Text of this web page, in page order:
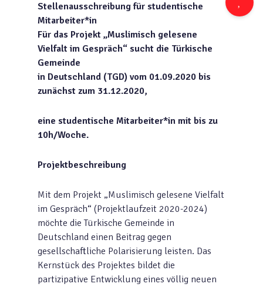
Stellenausschreibung für studentische
Mitarbeiter*in
Für das Projekt „Muslimisch gelesene
Vielfalt im Gespräch“ sucht die Türkische
Gemeinde
in Deutschland (TGD) vom 01.09.2020 bis
zunächst zum 31.12.2020,
eine studentische Mitarbeiter*in mit bis zu
10h/Woche.
Projektbeschreibung
Mit dem Projekt „Muslimisch gelesene Vielfalt
im Gespräch“ (Projektlaufzeit 2020-2024)
möchte die Türkische Gemeinde in
Deutschland einen Beitrag gegen
gesellschaftliche Polarisierung leisten. Das
Kernstück des Projektes bildet die
partizipative Entwicklung eines völlig neuen